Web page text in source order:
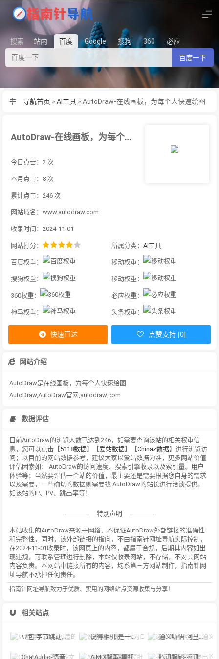
搜索 站内 百度 Google 搜狗 360 必应
百度一下
导航首页 » AI工具 » AutoDraw-在线画板，为每个人快速绘图
AutoDraw-在线画板，为每个人快速绘图
今日点击：2 次
本月点击：8 次
累计点击：246 次
网站域名：www.autodraw.com
收录时间：2024-11-01
网站打分： 所属分类： AI工具
百度权重： 移动权重：
搜狗权重： 移动权重：
360权重： 必应权重：
神马权重： 头条权重：
快速直达 点赞支持 [0]
网站介绍
AutoDraw是在线画板，为每个人快速绘图
AutoDraw,AutoDraw官网,autodraw.com
数据评估
目前AutoDraw的浏览人数已达到246，如需要查询该站的相关权重信
息，您可以点击【5118数据】【爱站数据】【Chinaz数据】进行浏览访
问；以目前的网站数据参考，建议大家以爱站数据为准，更多网站价值
评估因素如： AutoDraw的访问速度、搜索引擎收录以及索引量、用户
体验等；当然要评估一个站的价值，最主要还是需要根据您自身的需求
以及需要，一些确切的数据则需要找 AutoDraw的站长进行洽谈提供。
如该站的IP、PV、跳出率等！
特别声明
本站收集的AutoDraw来源于网络，不保证AutoDraw外部链接的准确性
和完整性，同时，该外部链接的指向，不由指南针网址导航实际控制，
在2024-11-01收录时，该网页上的内容，都属于合规，后期其内容如出
现违规，可联系管理进行删除，本站仅收录网站，不存储，不对其网站
内容负责。本网站中链接所有的内容，均系第三方网站制作，指南针网
址导航不承担任何责任。
指南针网址导航致力于优质、实用的网络站点资源收集与分享！
相关站点
豆包-字节跳动打造的多功能AI对话工具 说得相机-是一款为口播视频创作者量身定制的智能拍摄工具 通义听悟-阿里云通义听悟是聚焦音视频内容的工作学习AI助手
ChatAudio-语音转文字 + 总结 + 对话 AIMIX智剪-集视频批量混剪、文案、字幕生成、语音合成等短视频运营功能于一 腾讯智影-腾讯推出的在线智能视频创作平台